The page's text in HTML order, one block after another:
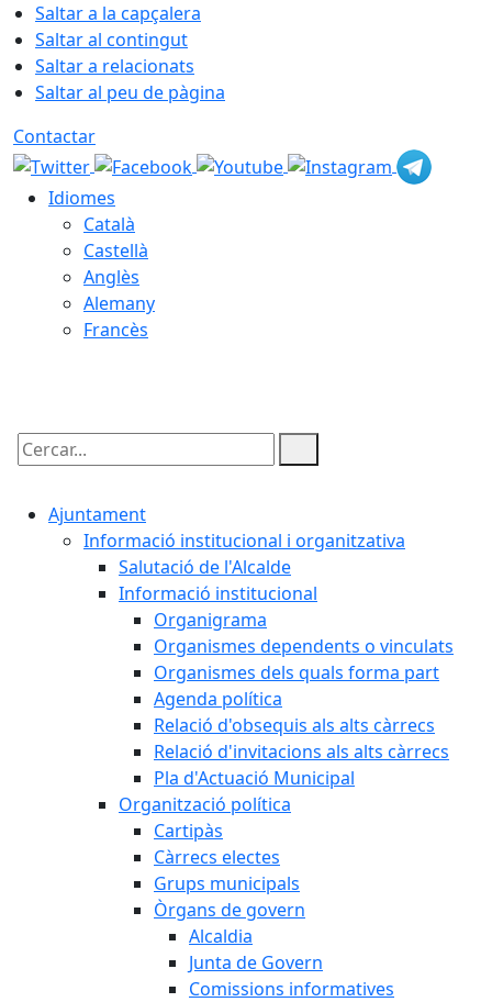
Saltar a la capçalera
Saltar al contingut
Saltar a relacionats
Saltar al peu de pàgina
Contactar
Idiomes
Català
Castellà
Anglès
Alemany
Francès
Cercar:
Ajuntament
Informació institucional i organitzativa
Salutació de l'Alcalde
Informació institucional
Organigrama
Organismes dependents o vinculats
Organismes dels quals forma part
Agenda política
Relació d'obsequis als alts càrrecs
Relació d'invitacions als alts càrrecs
Pla d'Actuació Municipal
Organització política
Cartipàs
Càrrecs electes
Grups municipals
Òrgans de govern
Alcaldia
Junta de Govern
Comissions informatives